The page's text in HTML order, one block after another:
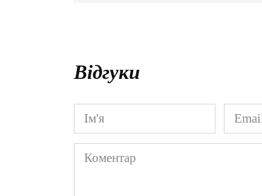
Відгуки
Ім'я
*
Email
*
Коментар